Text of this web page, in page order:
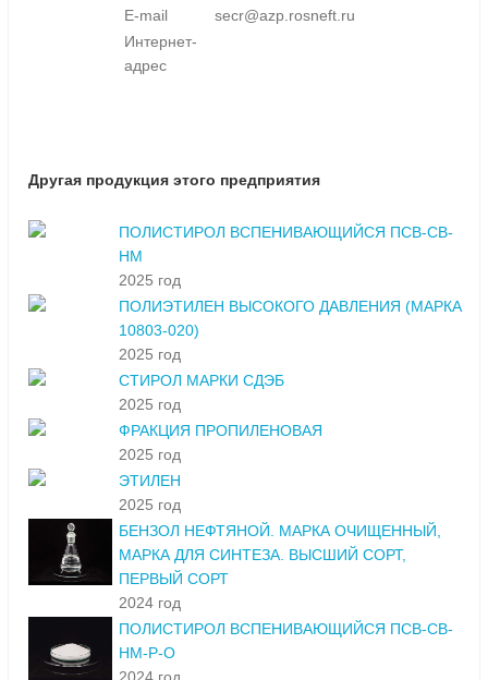
E-mail
secr@azp.rosneft.ru
Интернет-
адрес
Другая продукция этого предприятия
ПОЛИСТИРОЛ ВСПЕНИВАЮЩИЙСЯ ПСВ-СВ-
НМ
2025 год
ПОЛИЭТИЛЕН ВЫСОКОГО ДАВЛЕНИЯ (МАРКА
10803-020)
2025 год
СТИРОЛ МАРКИ СДЭБ
2025 год
ФРАКЦИЯ ПРОПИЛЕНОВАЯ
2025 год
ЭТИЛЕН
2025 год
БЕНЗОЛ НЕФТЯНОЙ. МАРКА ОЧИЩЕННЫЙ,
МАРКА ДЛЯ СИНТЕЗА. ВЫСШИЙ СОРТ,
ПЕРВЫЙ СОРТ
2024 год
ПОЛИСТИРОЛ ВСПЕНИВАЮЩИЙСЯ ПСВ-СВ-
НМ-Р-О